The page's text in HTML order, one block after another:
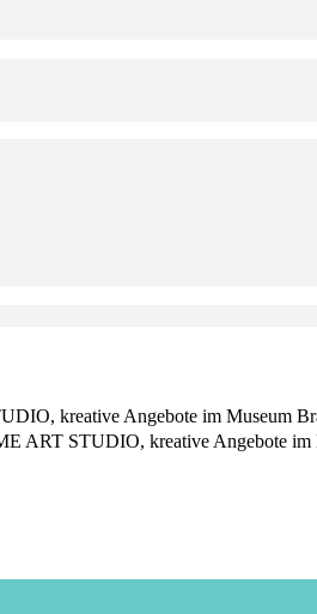
kreative Angebote im Museum
ART STUDIO, kreative Angebote im